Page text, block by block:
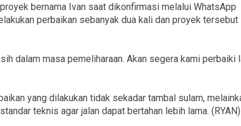
bernama Ivan saat dikonfirmasi melalui WhatsApp
perbaikan sebanyak dua kali dan proyek tersebut
dalam masa pemeliharaan. Akan segera kami perbaiki
yang dilakukan tidak sekadar tambal sulam,
teknis agar jalan dapat bertahan lebih lama. (RYAN)